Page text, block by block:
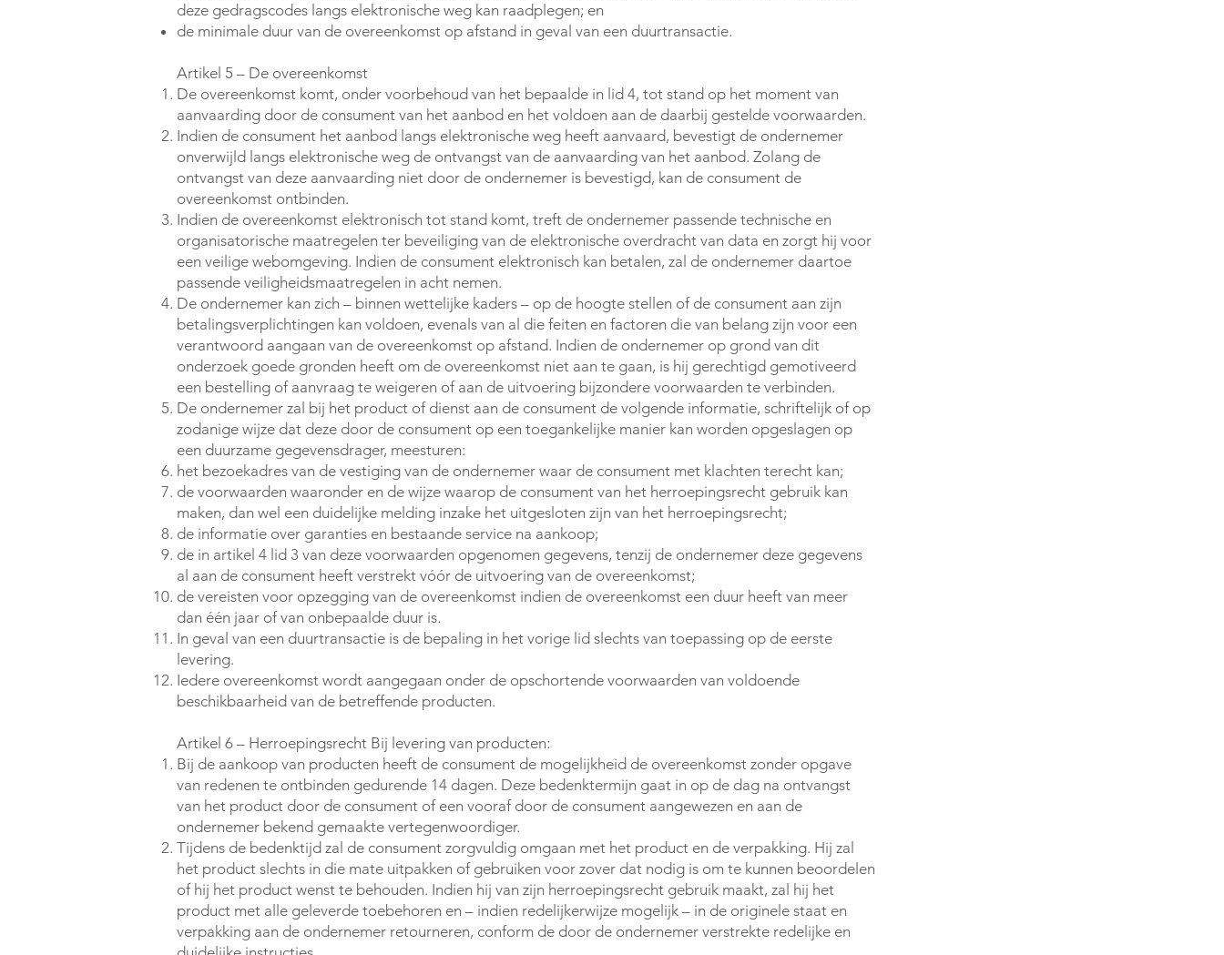
deze gedragscodes langs elektronische weg kan raadplegen; en
de minimale duur van de overeenkomst op afstand in geval van een duurtransactie.
Artikel 5 – De overeenkomst
De overeenkomst komt, onder voorbehoud van het bepaalde in lid 4, tot stand op het moment van
aanvaarding door de consument van het aanbod en het voldoen aan de daarbij gestelde voorwaarden.
Indien de consument het aanbod langs elektronische weg heeft aanvaard, bevestigt de ondernemer
onverwijld langs elektronische weg de ontvangst van de aanvaarding van het aanbod. Zolang de
ontvangst van deze aanvaarding niet door de ondernemer is bevestigd, kan de consument de
overeenkomst ontbinden.
Indien de overeenkomst elektronisch tot stand komt, treft de ondernemer passende technische en
organisatorische maatregelen ter beveiliging van de elektronische overdracht van data en zorgt hij voor
een veilige webomgeving. Indien de consument elektronisch kan betalen, zal de ondernemer daartoe
passende veiligheidsmaatregelen in acht nemen.
De ondernemer kan zich – binnen wettelijke kaders – op de hoogte stellen of de consument aan zijn
betalingsverplichtingen kan voldoen, evenals van al die feiten en factoren die van belang zijn voor een
verantwoord aangaan van de overeenkomst op afstand. Indien de ondernemer op grond van dit
onderzoek goede gronden heeft om de overeenkomst niet aan te gaan, is hij gerechtigd gemotiveerd
een bestelling of aanvraag te weigeren of aan de uitvoering bijzondere voorwaarden te verbinden.
De ondernemer zal bij het product of dienst aan de consument de volgende informatie, schriftelijk of op
zodanige wijze dat deze door de consument op een toegankelijke manier kan worden opgeslagen op
een duurzame gegevensdrager, meesturen:
het bezoekadres van de vestiging van de ondernemer waar de consument met klachten terecht kan;
de voorwaarden waaronder en de wijze waarop de consument van het herroepingsrecht gebruik kan
maken, dan wel een duidelijke melding inzake het uitgesloten zijn van het herroepingsrecht;
de informatie over garanties en bestaande service na aankoop;
de in artikel 4 lid 3 van deze voorwaarden opgenomen gegevens, tenzij de ondernemer deze gegevens
al aan de consument heeft verstrekt vóór de uitvoering van de overeenkomst;
de vereisten voor opzegging van de overeenkomst indien de overeenkomst een duur heeft van meer
dan één jaar of van onbepaalde duur is.
In geval van een duurtransactie is de bepaling in het vorige lid slechts van toepassing op de eerste
levering.
Iedere overeenkomst wordt aangegaan onder de opschortende voorwaarden van voldoende
beschikbaarheid van de betreffende producten.
Artikel 6 – Herroepingsrecht Bij levering van producten:
Bij de aankoop van producten heeft de consument de mogelijkheid de overeenkomst zonder opgave
van redenen te ontbinden gedurende 14 dagen. Deze bedenktermijn gaat in op de dag na ontvangst
van het product door de consument of een vooraf door de consument aangewezen en aan de
ondernemer bekend gemaakte vertegenwoordiger.
Tijdens de bedenktijd zal de consument zorgvuldig omgaan met het product en de verpakking. Hij zal
het product slechts in die mate uitpakken of gebruiken voor zover dat nodig is om te kunnen beoordelen
of hij het product wenst te behouden. Indien hij van zijn herroepingsrecht gebruik maakt, zal hij het
product met alle geleverde toebehoren en – indien redelijkerwijze mogelijk – in de originele staat en
verpakking aan de ondernemer retourneren, conform de door de ondernemer verstrekte redelijke en